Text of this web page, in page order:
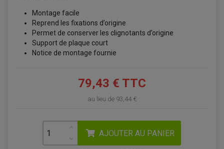
ÉCHAPPEMENT MOTO
SILENCIEUX / ÉCHAPPEMENT MOTO
ACCESSOIRE ÉCHAPPEMENT
CHARGEUR BATTERIE
CLIGNOTANT TYPE ORIGINE
FEUX ADDITIONNELS
KIT RECONDITIONNEMENT DEMARREUR
POMPE A ESSENCE
REDRESSEUR / REGULATEUR
ÉCHAPEMENT SCOOTER
ÉCHAPPEMENT SCOOTER
ELECTRICITÉ
CHARGEUR DE BATTERIE
REDRESSEUR / RÉGULATEUR
POMPE A ESSENCE
DISQUE DE FREIN AVANT
BOUGIE QUAD
FILTRE A AIR BMC QUAD
FILTRE A AIR QUAD
FILTRE A HUILE QUAD
TRANSMISSION
KIT CHAÎNE
GUIDE CHAÎNE
PATIN DE BRAS OSCILLANT
ROULETTE DE CHAÎNE
EMBRAYAGE OFF ROAD
POMPE À EAU BOYESEN
KIT RÉPARATION CARBU
KIT RÉPARATION POMPE A EAU
Montage facile
Reprend les fixations d’origine
Permet de conserver les clignotants d’origine
Support de plaque court
Notice de montage fournie
79,43 € TTC
au lieu de 93,44 €
AJOUTER AU PANIER